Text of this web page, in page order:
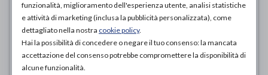
M7 Intelli IT AFib HEM-7380T1-EBK
diOMRON
PROVA E ACQUISTA IN NEGOZIO DA119,00€
funzionalità, miglioramento dell'esperienza utente, analisi statistiche
e attività di marketing (inclusa la pubblicità personalizzata), come
dettagliato nella nostra cookie policy.
Hai la possibilità di concedere o negare il tuo consenso: la mancata
accettazione del consenso potrebbe compromettere la disponibilità di
alcune funzionalità.